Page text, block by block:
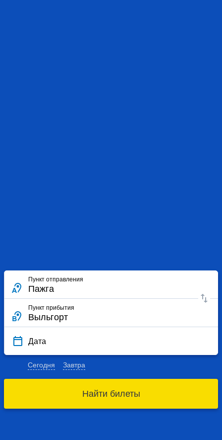
Пункт отправления
Пункт прибытия
Дата
Сегодня Завтра
Найти билеты